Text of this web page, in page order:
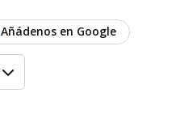
Añádenos en Google